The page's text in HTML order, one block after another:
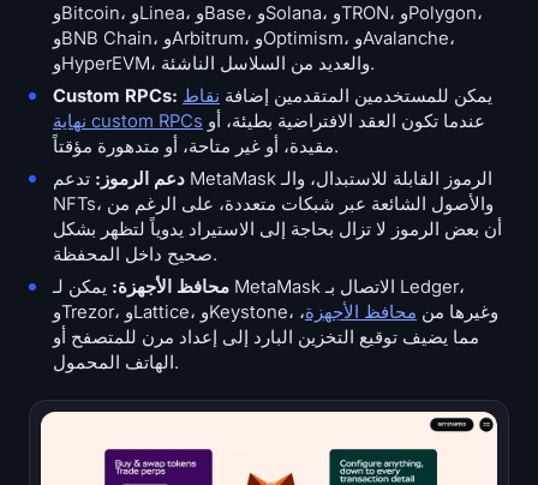
وBitcoin، وLinea، وBase، وSolana، وTRON، وPolygon،
وBNB Chain، وArbitrum، وOptimism، وAvalanche،
وHyperEVM، والعديد من السلاسل الناشئة.
Custom RPCs:
يمكن للمستخدمين المتقدمين إضافة نقاط
نهاية custom RPCs
مقيدة، أو غير متاحة، أو متدهورة مؤقتاً.
دعم الرموز: تدعم MetaMask الرموز القابلة للاستبدال، والـ
NFTs، والأصول الشائعة عبر شبكات متعددة، على الرغم من
أن بعض الرموز لا تزال بحاجة إلى الاستيراد يدوياً لتظهر بشكل
صحيح داخل المحفظة.
محافظ الأجهزة: يمكن لـ MetaMask الاتصال بـ Ledger،
وTrezor، وLattice، وKeystone، وغيرها من محافظ الأجهزة،
مما يضيف توقيع التخزين البارد إلى إعداد مرن للمتصفح أو
الهاتف المحمول.